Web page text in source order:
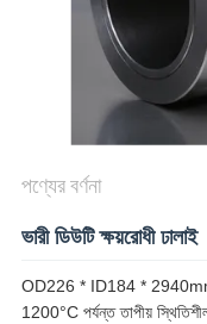
আবেদন
SITEMAP
পণ্যের বর্ণনা
ভারী ডিউটি ​​ক্ষয়রোধী ঢালাই
OD226 * ID184 * 2940mm
1200°C পর্যন্ত তাপীয়